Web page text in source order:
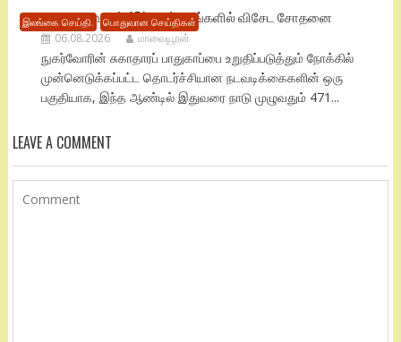
இலங்கை செய்தி. பொதுவான செய்திகள்
நாடு முழுவதும் 471 மருந்தகங்களில் விசேட சோதனை
06.08.2026 மாவையூரன்
நுகர்வோரின் சுகாதாரப் பாதுகாப்பை உறுதிப்படுத்தும் நோக்கில்
முன்னெடுக்கப்பட்ட தொடர்ச்சியான நடவடிக்கைகளின் ஒரு
பகுதியாக, இந்த ஆண்டில் இதுவரை நாடு முழுவதும் 471...
LEAVE A COMMENT